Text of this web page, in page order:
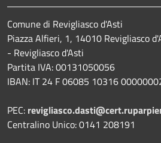
Comune di Revigliasco d'Asti
Piazza Alfieri, 1, 14010 Revigliasco
- Revigliasco d'Asti
Partita IVA: 00131050056
IBAN: IT 24 F 06085 10316
PEC:
Centralino Unico: 0141 208191